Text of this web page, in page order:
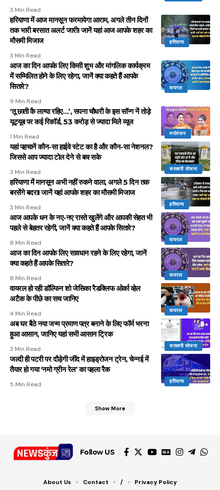
3 Min Read
हरियाणा
हरियाणा में आज मानसून फरमायेगा आराम, अगले तीन दिनों
तक भारी बरसात अलर्ट जारी! जानें यहां आज आपके शहर का
मौसमी मिजाज
3 Min Read
वायरल
आज का दिन आपके लिए किसी शुभ और मांगलिक कार्यक्रम
में सम्मिलित होने के लिए रहेगा, जानें क्या कहते हैं आपके
सितारे?
9 Min Read
मनोरंजन
‘तू छाती कै लाग्या रहिए…’, सपना चौधरी के इस सॉन्ग नें तोड़े
यूट्यूब पर कई रिकॉर्ड, 53 करोड़ से ज्यादा मिले व्यूज
1 Min Read
सरकारी योजना
यहां पहचानें कौन-सा हाईवे स्टेट का है और कौन-सा नेशनल?
जिससे आप ज्यादा टोल देने से बच सके
3 Min Read
हरियाणा
हरियाणा में मानसून अभी नहीं रुकने वाला, अगले 5 दिन तक
बरसेंगे बदरा! जानें यहां आपके शहर का मौसमी मिजाज
3 Min Read
वायरल
आज आपके धन के नए-नए रास्ते खुलेंगे और आपकी सेहत भी
पहले से बेहतर रहेगी, जानें क्या कहते हैं आपके सितारे?
8 Min Read
वायरल
आज का दिन आपके लिए सावधान रहने के लिए रहेगा, जानें
क्या कहते हैं आपके सितारे?
8 Min Read
वायरल
वायरल हो रही डॉल्फिन शो जेसिका रैडक्लिफ ओर्का व्हेल
अटैक के पीछे का सच जानिए
4 Min Read
सरकारी योजना
अब घर बैठे नया जन्म प्रमाण पत्र बनाने के लिए फॉर्म भरना
हुआ आसान, जानिए यहां सभी आसान ट्रिक
3 Min Read
हरियाणा
जल्दी ही पटरी पर दौड़ेगी जींद में हाइड्रोजन ट्रेन, चेन्नई में
तैयार हो गया ‘नमो ग्रीन रेल’ का पहला रैक
5 Min Read
Show More
Follow US
About Us Contact /
Privacy Policy